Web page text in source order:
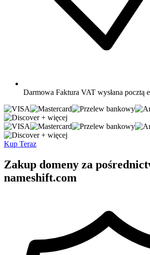
Darmowa Faktura VAT wysłana pocztą
+ więcej
+ więcej
Kup Teraz
Zakup domeny za
nameshift.com